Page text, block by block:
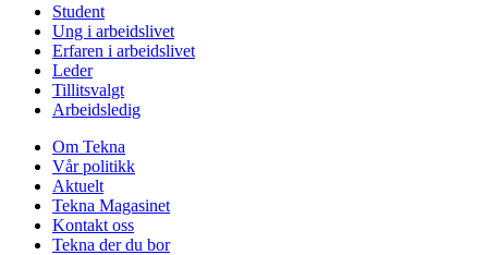
Student
Ung i arbeidslivet
Erfaren i arbeidslivet
Leder
Tillitsvalgt
Arbeidsledig
Om Tekna
Vår politikk
Aktuelt
Tekna Magasinet
Kontakt oss
Tekna der du bor